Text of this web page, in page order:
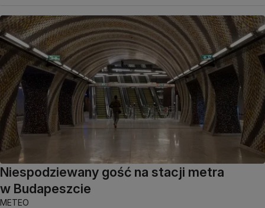
Niespodziewany gość na stacji metra
w Budapeszcie
METEO